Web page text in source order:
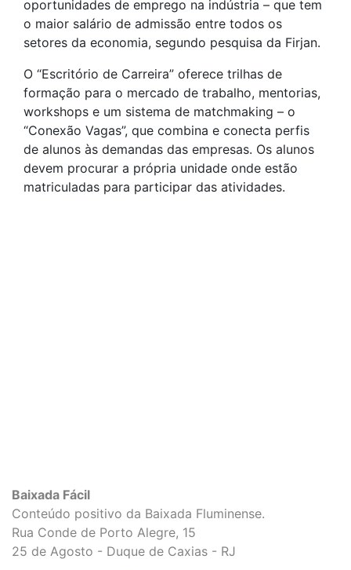
oportunidades de emprego na indústria – que tem
o maior salário de admissão entre todos os
setores da economia, segundo pesquisa da Firjan.
O “Escritório de Carreira” oferece trilhas de
formação para o mercado de trabalho, mentorias,
workshops e um sistema de matchmaking – o
“Conexão Vagas”, que combina e conecta perfis
de alunos às demandas das empresas. Os alunos
devem procurar a própria unidade onde estão
matriculadas para participar das atividades.
Baixada Fácil
Conteúdo positivo da Baixada Fluminense.
Rua Conde de Porto Alegre, 15
25 de Agosto - Duque de Caxias - RJ